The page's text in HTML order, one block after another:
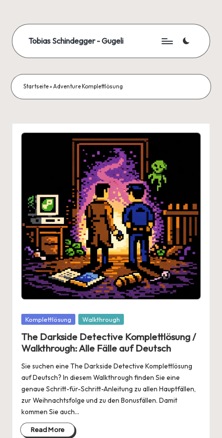
content
Tobias Schindegger - Gugeli
Startseite»Adventure Komplettlösung
Posted
Komplettlösung Walkthrough
The Darkside Detective Komplettlösung /
Walkthrough: Alle Fälle auf Deutsch
Sie suchen eine The Darkside Detective Komplettlösung
auf Deutsch? In diesem Walkthrough finden Sie eine
genaue Schritt-für-Schritt-Anleitung zu allen Hauptfällen,
zur Weihnachtsfolge und zu den Bonusfällen. Damit
kommen Sie auch…
Read More